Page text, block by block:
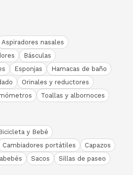
Aspiradores nasales
Básculas
Esponjas
Hamacas de baño
Orinales y reductores
Toallas y albornoces
y Bebé
Cambiadores portátiles
Capazos
Sacos Sillas de paseo